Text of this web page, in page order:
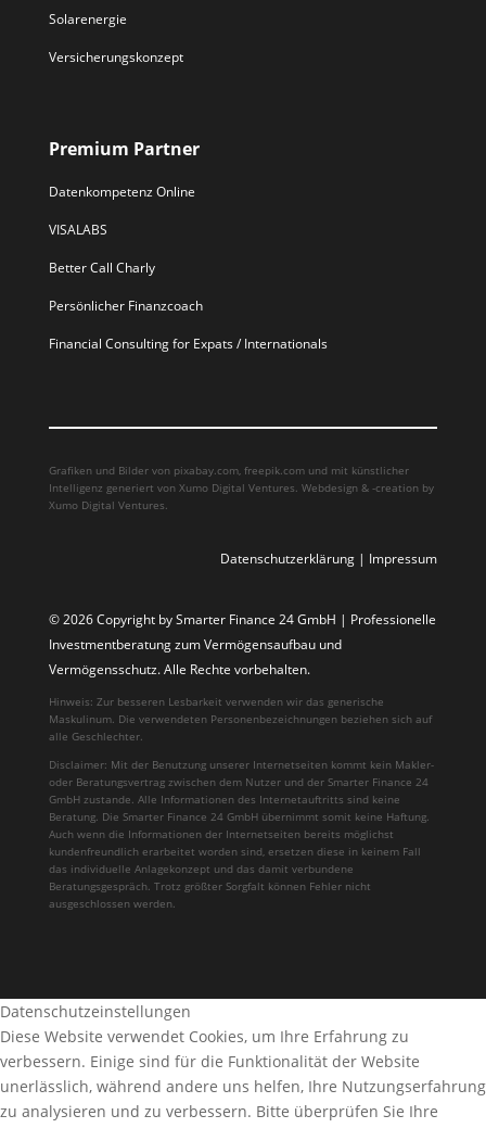
Solarenergie
Versicherungskonzept
Premium Partner
Datenkompetenz Online
VISALABS
Better Call Charly
Persönlicher Finanzcoach
Financial Consulting for Expats / Internationals
Grafiken und Bilder von pixabay.com, freepik.com und mit künstlicher
Intelligenz generiert von Xumo Digital Ventures. Webdesign & -creation by
Xumo Digital Ventures.
Datenschutzerklärung | Impressum
© 2026 Copyright by Smarter Finance 24 GmbH | Professionelle
Investmentberatung zum Vermögensaufbau und
Vermögensschutz. Alle Rechte vorbehalten.
Hinweis: Zur besseren Lesbarkeit verwenden wir das generische
Maskulinum. Die verwendeten Personenbezeichnungen beziehen sich auf
alle Geschlechter.
Disclaimer: Mit der Benutzung unserer Internetseiten kommt kein Makler-
oder Beratungsvertrag zwischen dem Nutzer und der Smarter Finance 24
GmbH zustande. Alle Informationen des Internetauftritts sind keine
Beratung. Die Smarter Finance 24 GmbH übernimmt somit keine Haftung.
Auch wenn die Informationen der Internetseiten bereits möglichst
kundenfreundlich erarbeitet worden sind, ersetzen diese in keinem Fall
das individuelle Anlagekonzept und das damit verbundene
Beratungsgespräch. Trotz größter Sorgfalt können Fehler nicht
ausgeschlossen werden.
Datenschutzeinstellungen
Diese Website verwendet Cookies, um Ihre Erfahrung zu
verbessern. Einige sind für die Funktionalität der Website
unerlässlich, während andere uns helfen, Ihre Nutzungserfahrung
zu analysieren und zu verbessern. Bitte überprüfen Sie Ihre